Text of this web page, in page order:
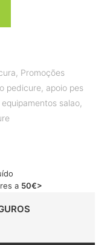
, Promoções
pedicure, apoio pes
equipamentos salao,
a 50€>